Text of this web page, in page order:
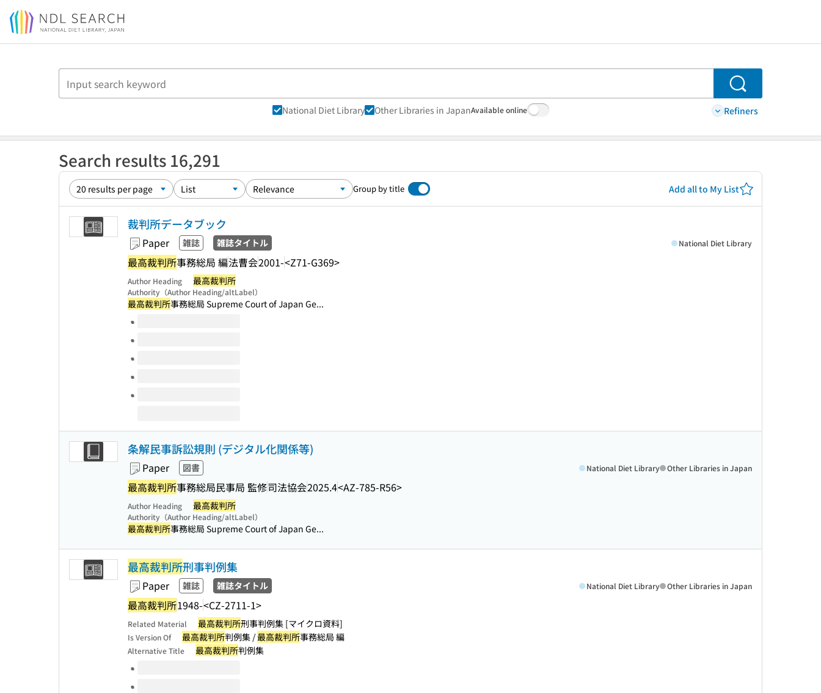
Jump to main content
Search
National Diet Library Other Libraries in JapanAvailable online Refiners
Search results 16,291
Group by title Add all to My List
裁判所データブック
Paper 雑誌 雑誌タイトル
最高裁判所事務総局 編法曹会2001-<Z71-G369>
National Diet Library
Author Heading 最高裁判所
Authority（Author Heading/altLabel）
最高裁判所事務総局 Supreme Court of Japan Ge...
Volumes of this title
条解民事訴訟規則 (デジタル化関係等)
Paper 図書
最高裁判所事務総局民事局 監修司法協会2025.4<AZ-785-R56>
National Diet Library Other Libraries in Japan
Author Heading 最高裁判所
Authority（Author Heading/altLabel）
最高裁判所事務総局 Supreme Court of Japan Ge...
最高裁判所刑事判例集
Paper 雑誌 雑誌タイトル
最高裁判所1948-<CZ-2711-1>
National Diet Library Other Libraries in Japan
Related Material 最高裁判所刑事判例集 [マイクロ資料]
Is Version Of 最高裁判所判例集 /最高裁判所事務総局 編
Alternative Title 最高裁判所判例集
Volumes of this title